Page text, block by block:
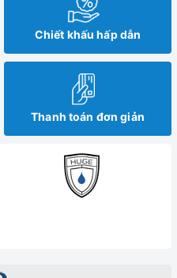
Chiết khấu hấp dẫn
Thanh toán đơn giản